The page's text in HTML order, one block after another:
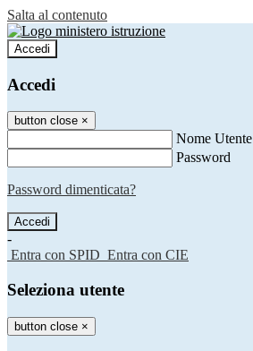
Salta al contenuto
Accedi
Accedi
button close ×
Nome Utente
Password
Password dimenticata?
-
Entra con SPID Entra con CIE
Seleziona utente
button close ×